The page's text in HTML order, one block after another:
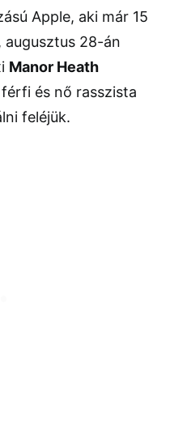
Apple, aki már 15
augusztus 28-án
Manor Heath
és nő rasszista
feléjük.